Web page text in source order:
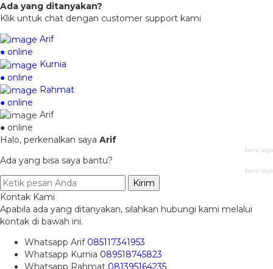
Ada yang ditanyakan?
Klik untuk chat dengan customer support kami
Arif
● online
Kurnia
● online
Rahmat
● online
Arif
● online
Halo, perkenalkan saya Arif
baru saja
Ada yang bisa saya bantu?
baru saja
Kirim
Kontak Kami
Apabila ada yang ditanyakan, silahkan hubungi kami melalui
kontak di bawah ini.
Whatsapp Arif 085117341953
Whatsapp Kurnia 089518745823